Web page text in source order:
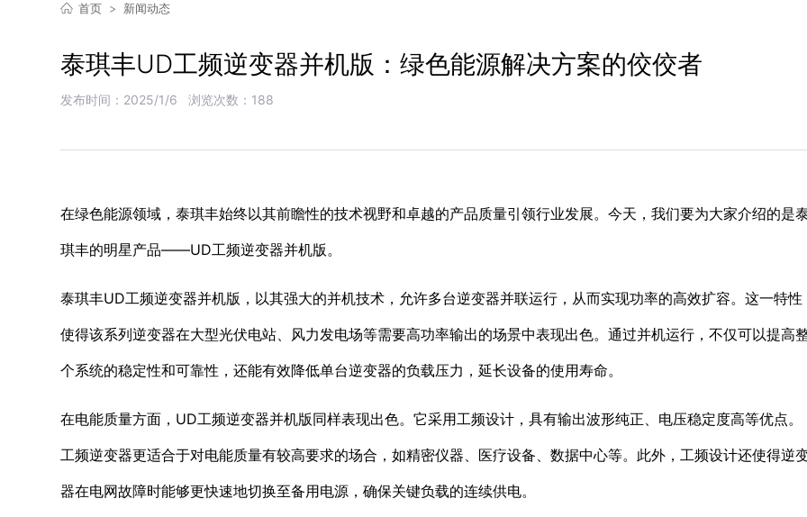
首页 > 新闻动态
泰琪丰UD工频逆变器并机版：绿色能源解决方案的佼佼者
发布时间：2025/1/6 浏览次数：188
在绿色能源领域，泰琪丰始终以其前瞻性的技术视野和卓越的产品质量引领行业发展。今天，我们要为大家介绍的是
琪丰的明星产品——UD工频逆变器并机版。
泰琪丰UD工频逆变器并机版，以其强大的并机技术，允许多台逆变器并联运行，从而实现功率的高效扩容。这一特性
使得该系列逆变器在大型光伏电站、风力发电场等需要高功率输出的场景中表现出色。通过并机运行，不仅可以提高
个系统的稳定性和可靠性，还能有效降低单台逆变器的负载压力，延长设备的使用寿命。
在电能质量方面，UD工频逆变器并机版同样表现出色。它采用工频设计，具有输出波形纯正、电压稳定度高等优点。
工频逆变器更适合于对电能质量有较高要求的场合，如精密仪器、医疗设备、数据中心等。此外，工频设计还使得逆
器在电网故障时能够更快速地切换至备用电源，确保关键负载的连续供电。